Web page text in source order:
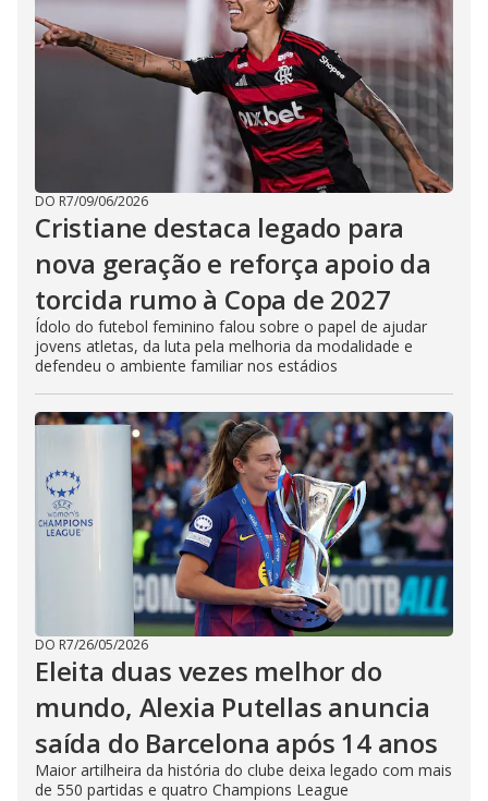
DO R7/09/06/2026
Cristiane destaca legado para
nova geração e reforça apoio da
torcida rumo à Copa de 2027
Ídolo do futebol feminino falou sobre o papel de ajudar
jovens atletas, da luta pela melhoria da modalidade e
defendeu o ambiente familiar nos estádios
DO R7/26/05/2026
Eleita duas vezes melhor do
mundo, Alexia Putellas anuncia
saída do Barcelona após 14 anos
Maior artilheira da história do clube deixa legado com mais
de 550 partidas e quatro Champions League